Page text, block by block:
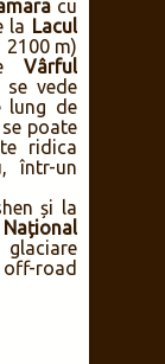
cu
la Lacul
2100 m)
Vârful
se vede
lung de
poate
ridica
într-un
și la
road